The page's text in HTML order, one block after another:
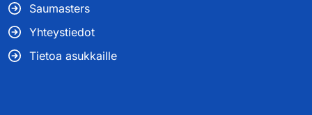
Saumasters
Yhteystiedot
Tietoa asukkaille